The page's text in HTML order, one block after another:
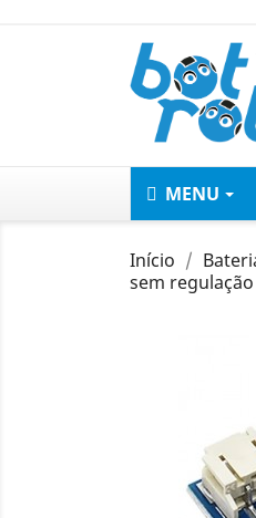
MENU
Início
sem regulação